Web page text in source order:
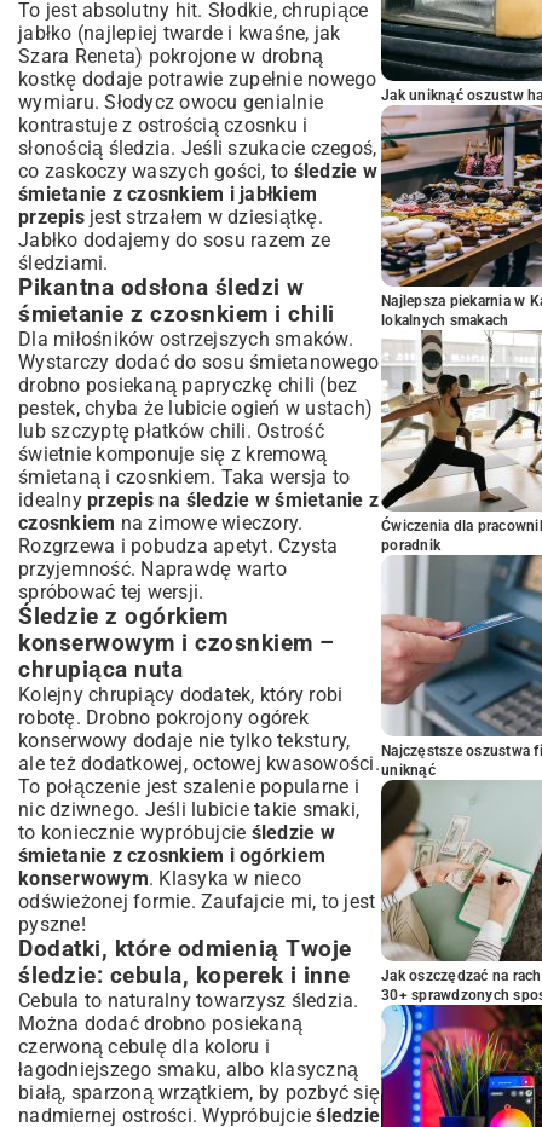
To jest absolutny hit. Słodkie, chrupiące
jabłko (najlepiej twarde i kwaśne, jak
Szara Reneta) pokrojone w drobną
kostkę dodaje potrawie zupełnie nowego
wymiaru. Słodycz owocu genialnie
kontrastuje z ostrością czosnku i
słonością śledzia. Jeśli szukacie czegoś,
co zaskoczy waszych gości, to śledzie w
śmietanie z czosnkiem i jabłkiem
przepisjest strzałem w dziesiątkę.
Jabłko dodajemy do sosu razem ze
śledziami.
Pikantna odsłona śledzi w
śmietanie z czosnkiem i chili
Dla miłośników ostrzejszych smaków.
Wystarczy dodać do sosu śmietanowego
drobno posiekaną papryczkę chili (bez
pestek, chyba że lubicie ogień w ustach)
lub szczyptę płatków chili. Ostrość
świetnie komponuje się z kremową
śmietaną i czosnkiem. Taka wersja to
idealny przepis na śledzie w śmietanie z
czosnkiem na zimowe wieczory.
Rozgrzewa i pobudza apetyt. Czysta
przyjemność. Naprawdę warto
spróbować tej wersji.
Śledzie z ogórkiem
konserwowym i czosnkiem –
chrupiąca nuta
Kolejny chrupiący dodatek, który robi
robotę. Drobno pokrojony ogórek
konserwowy dodaje nie tylko tekstury,
ale też dodatkowej, octowej kwasowości.
To połączenie jest szalenie popularne i
nic dziwnego. Jeśli lubicie takie smaki,
to koniecznie wypróbujcie śledzie w
śmietanie z czosnkiem i ogórkiem
konserwowym. Klasyka w nieco
odświeżonej formie. Zaufajcie mi, to jest
pyszne!
Dodatki, które odmienią Twoje
śledzie: cebula, koperek i inne
Cebula to naturalny towarzysz śledzia.
Można dodać drobno posiekaną
czerwoną cebulę dla koloru i
łagodniejszego smaku, albo klasyczną
białą, sparzoną wrzątkiem, by pozbyć się
nadmiernej ostrości. Wypróbujcieśledzie
Jak uniknąć oszustw
Najlepsza piekarnia w
lokalnych smakach
Ćwiczenia dla
poradnik
Najczęstsze oszustwa
uniknąć
Jak oszczędzać na
30+ sprawdzonych